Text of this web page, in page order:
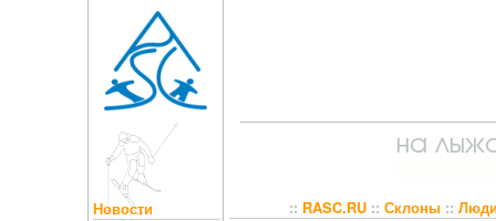
Новости
:: RASC.RU:: Склоны::